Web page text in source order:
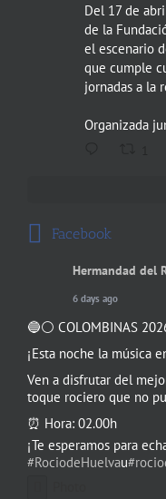
Del 17 de
de la
el escenario
que cumple
jornadas a la
Organizada
Facebook
Hermandad del
6 days ago
🔵⚪️ COLOMBINAS
¡Esta noche la música
Ven a disfrutar del
toque rociero que no
⏰ Hora: 02.00h
¡Te esperamos para
#RociodeHuelvau